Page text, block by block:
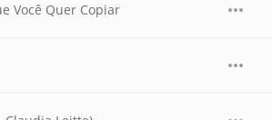
Você Quer Copiar